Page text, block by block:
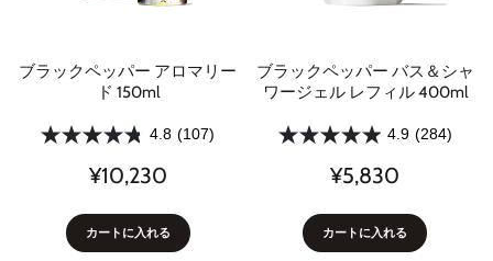
ブラックペッパー アロマリー
ド 150ml
4.8 (107)
¥10,230
カートに入れる
ブラックペッパー バス＆シャ
ワージェル レフィル 400ml
4.9 (284)
¥5,830
カートに入れる